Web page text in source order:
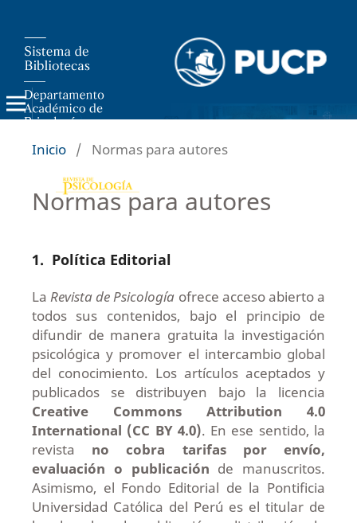
Inicio / Normas para autores
Normas para autores
1. Política Editorial
LaRevista de Psicología ofrece acceso abierto a
todos sus contenidos, bajo el principio de
difundir de manera gratuita la investigación
psicológica y promover el intercambio global
del conocimiento. Los artículos aceptados y
publicados se distribuyen bajo la licencia
Creative Commons Attribution 4.0
International (CC BY 4.0). En ese sentido, la
revista no cobra tarifas por envío,
evaluación o publicación de manuscritos.
Asimismo, el Fondo Editorial de la Pontificia
Universidad Católica del Perú es el titular de